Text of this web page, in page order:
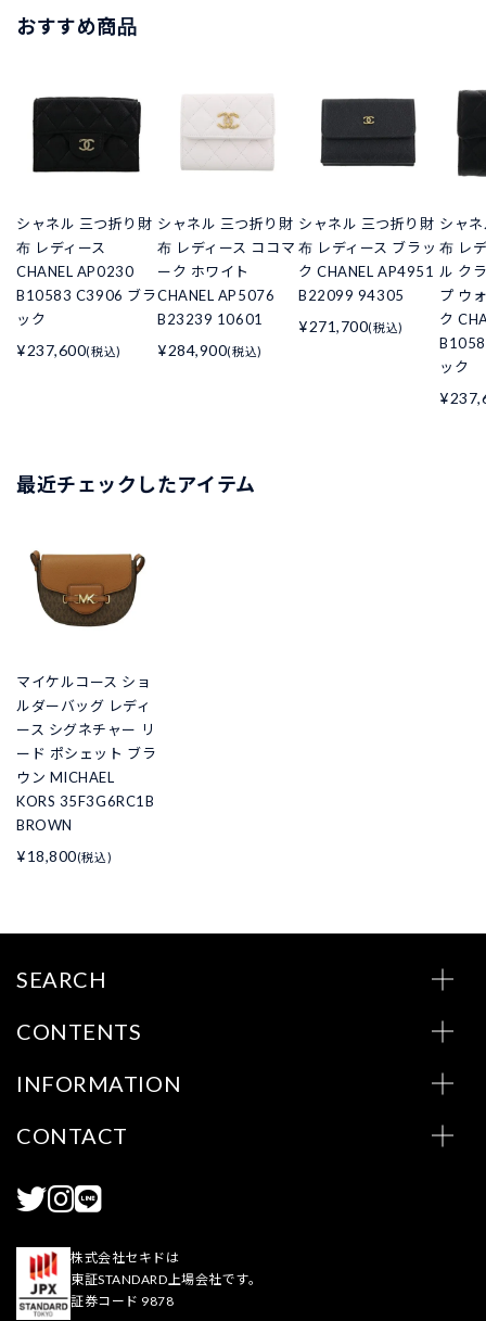
おすすめ商品
シャネル 三つ折り財
布 レディース
CHANEL AP0230
B10583 C3906 ブラ
ック
¥237,600(税込)
シャネル 三つ折り財
布 レディース ココマ
ーク ホワイト
CHANEL AP5076
B23239 10601
¥284,900(税込)
シャネル 三つ折り財
布 レディース ブラッ
ク CHANEL AP4951
B22099 94305
¥271,700(税込)
シャ
布 レ
ル ク
プ ウ
ク
ック
最近チェックしたアイテム
マイケルコース ショ
ルダーバッグ レディ
ース シグネチャー リ
ード ポシェット ブラ
ウン MICHAEL
KORS 35F3G6RC1B
BROWN
¥18,800(税込)
SEARCH
CONTENTS
INFORMATION
CONTACT
株式会社セキドは
東証STANDARD上場会社です。
証券コード 9878